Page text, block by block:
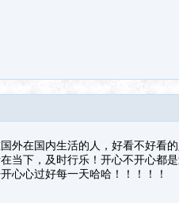
外在国内生活的人，好看不好看
当下，及时行乐！开心不开心都
心心过好每一天哈哈！！！！！